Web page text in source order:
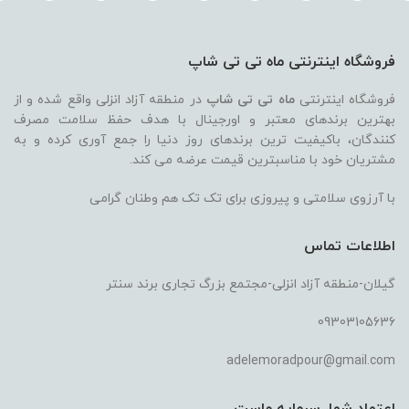
فروشگاه اینترنتی ماه تی تی شاپ
فروشگاه اینترنتیماه تی تی شاپ در منطقه آزاد انزلی واقع شده و از
بهترین برندهای معتبر و اورجینال با هدف حفظ سلامت مصرف
کنندگان، باکیفیت ترین برندهای روز دنیا را جمع آوری کرده و به
مشتریان خود با مناسبترین قیمت عرضه می کند.
با آرزوی سلامتی و پیروزی برای تک تک هم وطنان گرامی
اطلاعات تماس
گیلان-منطقه آزاد انزلی-مجتمع بزرگ تجاری برند سنتر
09303105636
adelemoradpour@gmail.com